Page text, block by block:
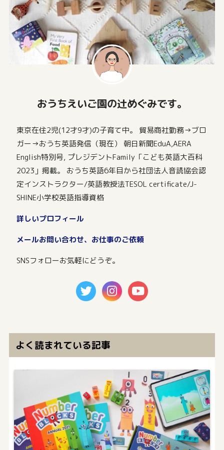
おうちえいご園の辻めぐみです。
東京在住2児(12才9才)の子育て中。 貿易商社勤務→ブロ
ガー→おうち英語発信（現在） 朝日新聞EduA,AERA
English特別号, プレジデントFamily「こども英語大百科
2023」掲載。 おうち英語6年目から社団法人音読協会認
定インストラクター/英語教授法TESOL certificate/J-
SHINE小学校英語指導資格
詳しいプロフィール
メールお問い合わせ、お仕事のご依頼
SNSフォローお気軽にどうぞ。
よく読まれている記事